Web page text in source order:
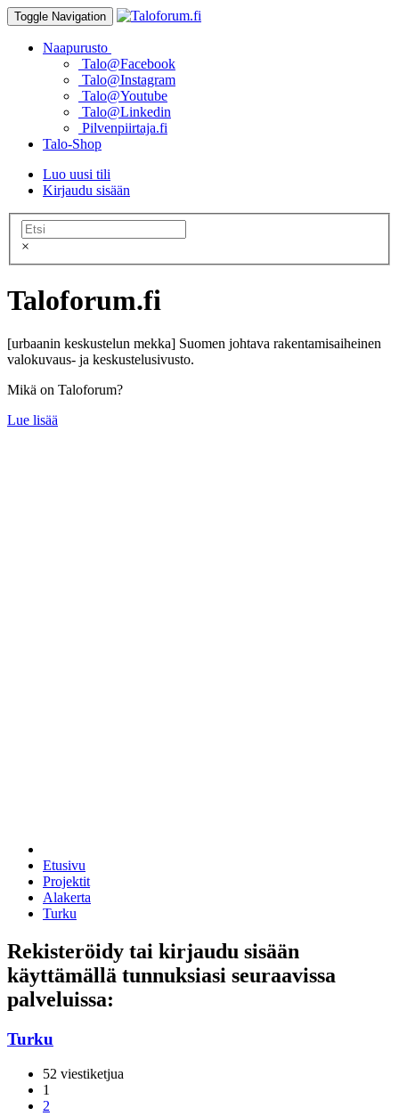
Toggle Navigation
Naapurusto
Talo@Facebook
Talo@Instagram
Talo@Youtube
Talo@Linkedin
Pilvenpiirtaja.fi
Talo-Shop
Luo uusi tili
Kirjaudu sisään
×
Taloforum.fi
[urbaanin keskustelun mekka] Suomen johtava rakentamisaiheinen
valokuvaus- ja keskustelusivusto.
Mikä on Taloforum?
Lue lisää
Etusivu
Projektit
Alakerta
Turku
Rekisteröidy tai kirjaudu sisään
käyttämällä tunnuksiasi seuraavissa
palveluissa:
Turku
52 viestiketjua
1
2